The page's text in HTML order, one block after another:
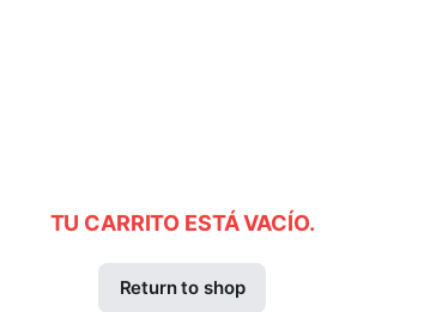
TU CARRITO ESTÁ VACÍO.
Return to shop